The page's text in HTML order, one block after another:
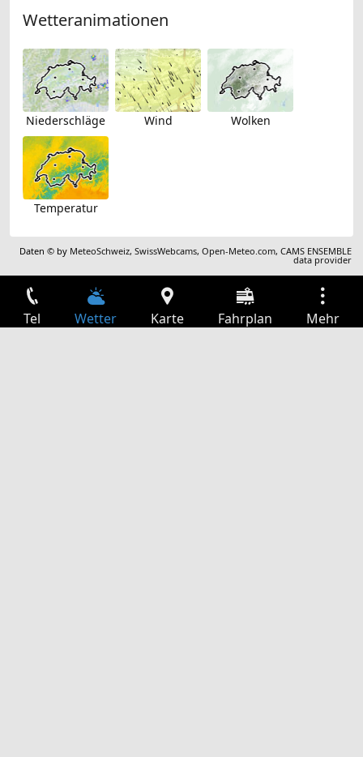
Wetteranimationen
Niederschläge Wind Wolken
Temperatur
Daten © by MeteoSchweiz,SwissWebcams,Open-Meteo.com,CAMS ENSEMBLE
data provider
Tel Wetter Karte Fahrplan Mehr